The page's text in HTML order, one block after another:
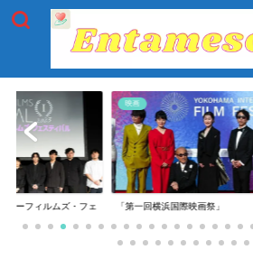
アーフィルムズ・フェ
映画
「第一回横浜国際映画祭」